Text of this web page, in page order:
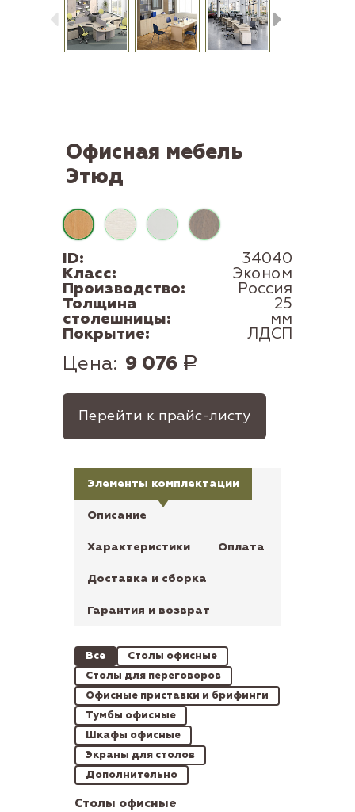
Офисная мебель
Этюд
ID: 34040
Класс: Эконом
Производство: Россия
Толщина
столешницы:
25
мм
Покрытие: ЛДСП
Цена: 9 076 Р
Перейти к прайс-листу
Элементы комплектации
Описание
Характеристики Оплата
Доставка и сборка
Гарантия и возврат
Все
Столы офисные
Столы для переговоров
Офисные приставки и брифинги
Тумбы офисные
Шкафы офисные
Экраны для столов
Дополнительно
Столы офисные